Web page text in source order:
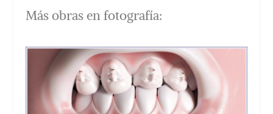
Más obras en fotografía: